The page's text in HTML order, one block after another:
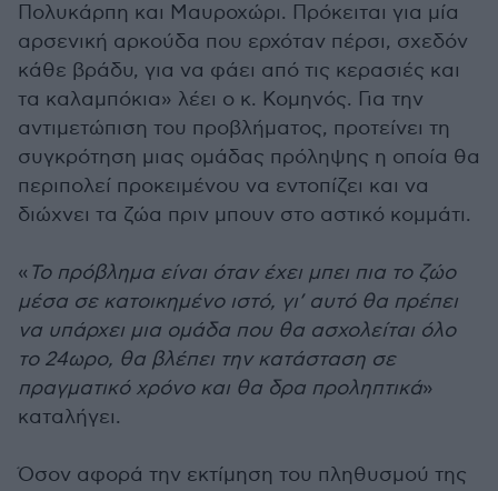
Πολυκάρπη και Μαυροχώρι. Πρόκειται για μία
αρσενική αρκούδα που ερχόταν πέρσι, σχεδόν
κάθε βράδυ, για να φάει από τις κερασιές και
τα καλαμπόκια» λέει ο κ. Κομηνός. Για την
αντιμετώπιση του προβλήματος, προτείνει τη
συγκρότηση μιας ομάδας πρόληψης η οποία θα
περιπολεί προκειμένου να εντοπίζει και να
διώχνει τα ζώα πριν μπουν στο αστικό κομμάτι.
« Το πρόβλημα είναι όταν έχει μπει πια το ζώο
μέσα σε κατοικημένο ιστό, γι’ αυτό θα πρέπει
να υπάρχει μια ομάδα που θα ασχολείται όλο
το 24ωρο, θα βλέπει την κατάσταση σε
πραγματικό χρόνο και θα δρα προληπτικά»
καταλήγει.
Όσον αφορά την εκτίμηση του πληθυσμού της